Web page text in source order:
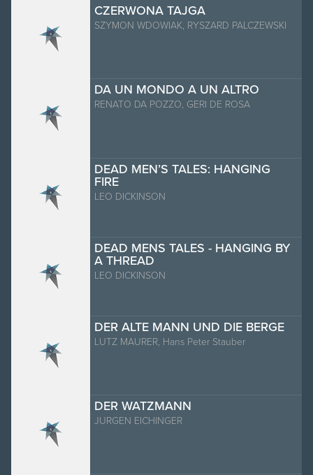
CZERWONA TAJGA
SZYMON WDOWIAK, RYSZARD PALCZEWSKI
DA UN MONDO A UN ALTRO
RENATO DA POZZO, GERI DE ROSA
DEAD MEN’S TALES: HANGING
FIRE
LEO DICKINSON
DEAD MENS TALES - HANGING BY
A THREAD
LEO DICKINSON
DER ALTE MANN UND DIE BERGE
LUTZ MAURER, Hans Peter Stauber
DER WATZMANN
JURGEN EICHINGER